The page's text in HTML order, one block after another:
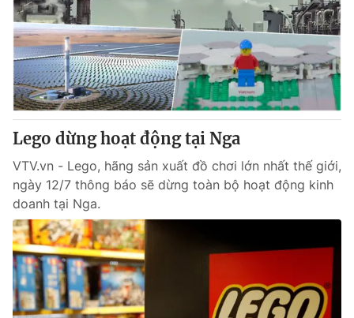
Lego dừng hoạt động tại Nga
VTV.vn - Lego, hãng sản xuất đồ chơi lớn nhất thế giới,
ngày 12/7 thông báo sẽ dừng toàn bộ hoạt động kinh
doanh tại Nga.